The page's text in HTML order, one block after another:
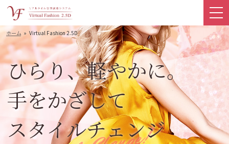
ホーム Virtual Fashion 2.5D
ひらり、軽やかに。
手をかざして
スタイルチェンジ